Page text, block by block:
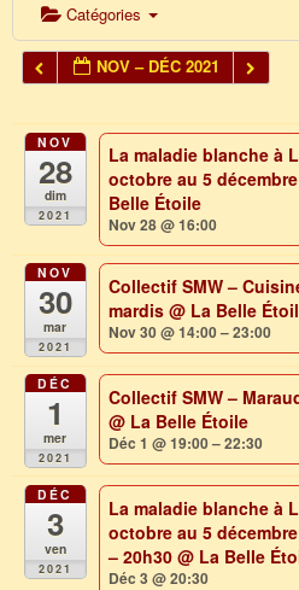
Catégories
NOV – DÉC 2021
NOV
28
dim
2021
La maladie blanche à
octobre au 5
Belle Étoile
Nov 28 @ 16:00
NOV
30
mar
2021
Collectif SMW –
mardis@ La Belle
Nov 30 @ 14:00 – 23:00
DÉC
1
mer
2021
Collectif SMW –
@ La Belle Étoile
Déc 1 @ 19:00 – 22:30
DÉC
3
ven
2021
La maladie blanche à
octobre au 5
– 20h30@ La Belle
Déc 3 @ 20:30